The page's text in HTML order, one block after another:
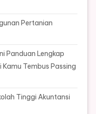
Pertanian
Panduan Lengkap
Kamu Tembus Passing
Tinggi Akuntansi